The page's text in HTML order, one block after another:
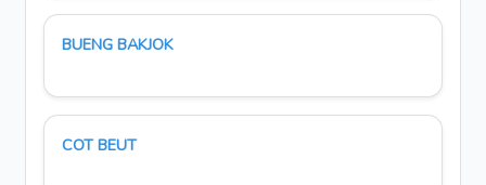
BUENG BAKJOK
COT BEUT